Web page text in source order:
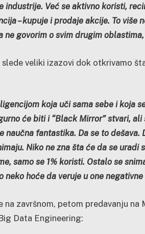
industrije. Već se aktivno koristi,
– kupuje i prodaje akcije. To više
ne govorim o svim drugim
slede veliki izazovi dok otkrivamo
koja uči sama sebe i koja
će biti i “Black Mirror” stvari,
naučna fantastika. Da se to
Niko ne zna šta će da se
samo se 1% koristi. Ostalo se
hoće da veruje u one negativne
završnom, petom predavanju na
Data Engineering: